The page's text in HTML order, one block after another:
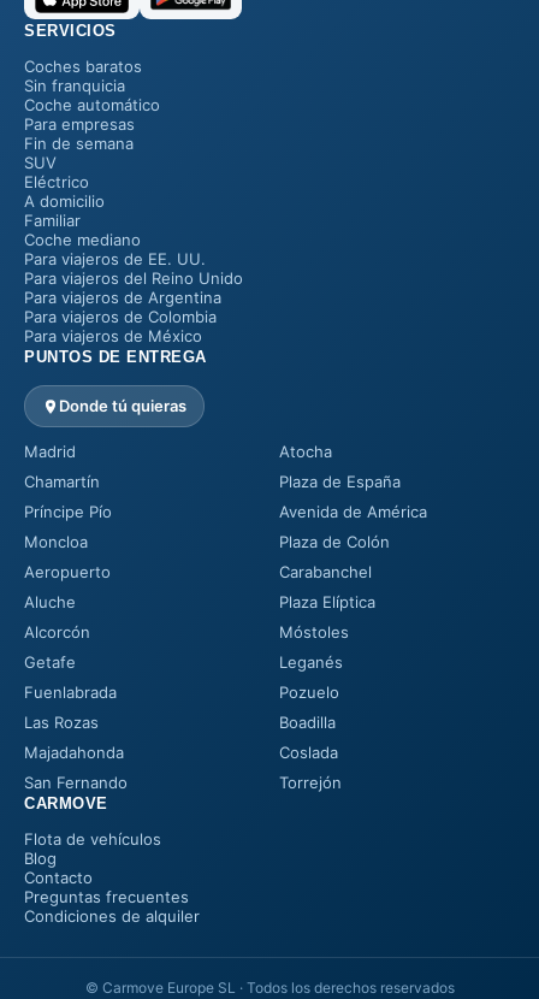
SERVICIOS
Coches baratos
Sin franquicia
Coche automático
Para empresas
Fin de semana
SUV
Eléctrico
A domicilio
Familiar
Coche mediano
Para viajeros de EE. UU.
Para viajeros del Reino Unido
Para viajeros de Argentina
Para viajeros de Colombia
Para viajeros de México
PUNTOS DE ENTREGA
Donde tú quieras
Madrid
Atocha
Chamartín
Plaza de España
Príncipe Pío
Avenida de América
Moncloa
Plaza de Colón
Aeropuerto
Carabanchel
Aluche
Plaza Elíptica
Alcorcón
Móstoles
Getafe
Leganés
Fuenlabrada
Pozuelo
Las Rozas
Boadilla
Majadahonda
Coslada
San Fernando
Torrejón
CARMOVE
Flota de vehículos
Blog
Contacto
Preguntas frecuentes
Condiciones de alquiler
© Carmove Europe SL · Todos los derechos reservados